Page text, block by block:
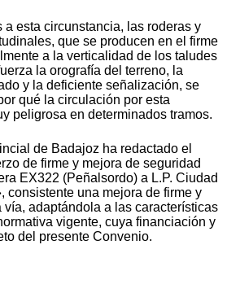
a esta circunstancia, las roderas y
que se producen en el firme
a la verticalidad de los taludes
la orografía del terreno, la
y la deficiente señalización, se
qué la circulación por esta
peligrosa en determinados tramos.
de Badajoz ha redactado el
de firme y mejora de seguridad
EX322 (Peñalsordo) a L.P. Ciudad
consistente una mejora de firme y
adaptándola a las características
vigente, cuya financiación y
del presente Convenio.